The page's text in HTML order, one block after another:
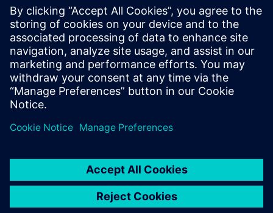
Die Lösung passt perfekt zu
unseren Anforderungen, weil
sie die gesamte
Wertschöpfungskette vom
Materialeingang bis zur
Auslieferung der Erzeugnisse
abdeckt. Dies beinhaltet